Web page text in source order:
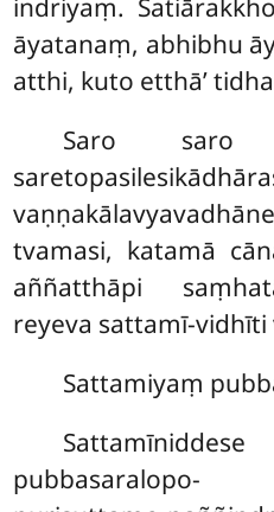
indriyaṃ.
āyatanaṃ, abhibhu
atthi, kuto etthā’
Saro saro
tvamasi, katamā
aññatthāpi
reyeva sattamī-
Sattamiyaṃ
pubbasaralopo-